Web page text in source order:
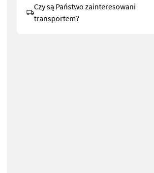
Czy są Państwo zainteresowani
transportem?